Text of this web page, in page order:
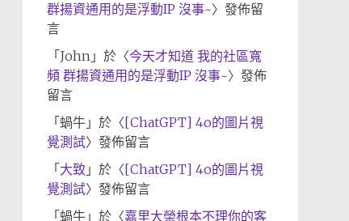
群揚資通用的是浮動IP 沒事~〉發佈留
言
「 John」於〈今天才知道 我的社區寬
頻 群揚資通用的是浮動IP 沒事~〉發佈
留言
「 蝸牛」於〈[ChatGPT] 4o的圖片視
覺測試〉發佈留言
「 大致 」於〈[ChatGPT] 4o的圖片視
覺測試〉發佈留言
「 蝸牛」於〈嘉里大榮根本不理你的客